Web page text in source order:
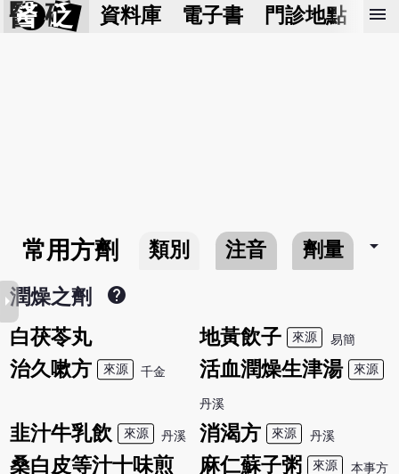
醫 砭 資料庫 電子書 門診地點 預
menu
常用方劑 類別 注音 劑量 arrow_drop_down
潤燥之劑 help
白茯苓丸 地黃飲子 來源 易簡
治久嗽方 來源 千金 活血潤燥生津湯 來源
丹溪
韭汁牛乳飲 來源 丹溪 消渴方 來源 丹溪
桑白皮等汁十味煎 麻仁蘇子粥 來源 本事方